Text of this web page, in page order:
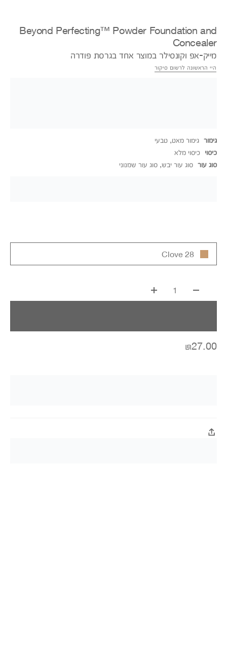
Beyond Perfecting™ Powder Foundation and
Concealer
מייק-אפ וקונסילר במוצר אחד בגרסת פודרה
היי הראשונה לרשום סיקור
גימור גימור מאט, טבעי
כיסוי כיסוי מלא
סוג עור סוג עור יבש, סוג עור שמנוני
28 Clove
1
₪27.00